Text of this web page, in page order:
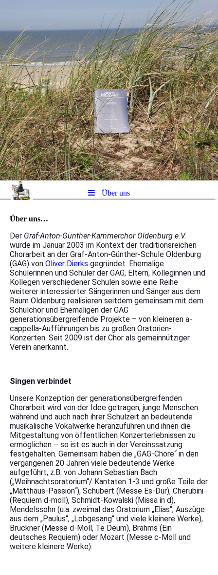
Über uns
Über uns…
Der Graf-Anton-Günther-Kammerchor Oldenburg e.V.
wurde im Januar 2003 im Kontext der traditionsreichen
Chorarbeit an der Graf-Anton-Günther-Schule Oldenburg
(GAG) von Oliver Dierks gegründet. Ehemalige
Schülerinnen und Schüler der GAG, Eltern, Kolleginnen und
Kollegen verschiedener Schulen sowie eine Reihe
weiterer interessierter Sängerinnen und Sänger aus dem
Raum Oldenburg realisieren seitdem gemeinsam mit dem
Schulchor und Ehemaligen der GAG
generationsübergreifende Projekte – von kleineren a-
cappella-Aufführungen bis zu großen Oratorien-
Konzerten. Seit 2009 ist der Chor als gemeinnütziger
Verein anerkannt.
Singen verbindet
Unsere Konzeption der generationsübergreifenden
Chorarbeit wird von der Idee getragen, junge Menschen
während und auch nach ihrer Schulzeit an bedeutende
musikalische Vokalwerke heranzuführen und ihnen die
Mitgestaltung von öffentlichen Konzerterlebnissen zu
ermöglichen – so ist es auch in der Vereinssatzung
festgehalten. Gemeinsam haben die „GAG-Chöre“ in den
vergangenen 20 Jahren viele bedeutende Werke
aufgeführt, z.B. von Johann Sebastian Bach
(„Weihnachtsoratorium“/ Kantaten 1-3 und große Teile der
„Matthäus-Passion“), Schubert (Messe Es-Dur), Cherubini
(Requiem d-moll), Schmidt-Kowalski (Missa in d),
Mendelssohn (u.a. zweimal das Oratorium „Elias“, Auszüge
aus dem „Paulus“, „Lobgesang“ und viele kleinere Werke),
Bruckner (Messe d-Moll, Te Deum), Brahms (Ein
deutsches Requiem) oder Mozart (Messe c-Moll und
weitere kleinere Werke).